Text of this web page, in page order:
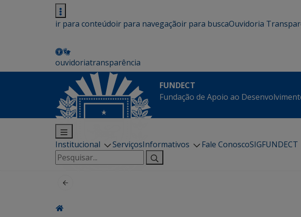
ir para conteúdoir para navegaçãoir para buscaOuvidoria
ouvidoriatransparência
FUNDECT
Fundação de Apoio ao
Institucional ServiçosInformativos Fale ConoscoSIGFUNDECT
Pesquisar
por: